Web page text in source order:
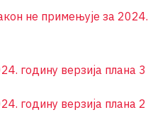
не примењује за 2024.
годину верзија плана 3
годину верзија плана 2